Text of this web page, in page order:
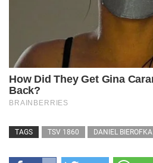
TAGS TSV 1860 DANIEL BIEROFKA